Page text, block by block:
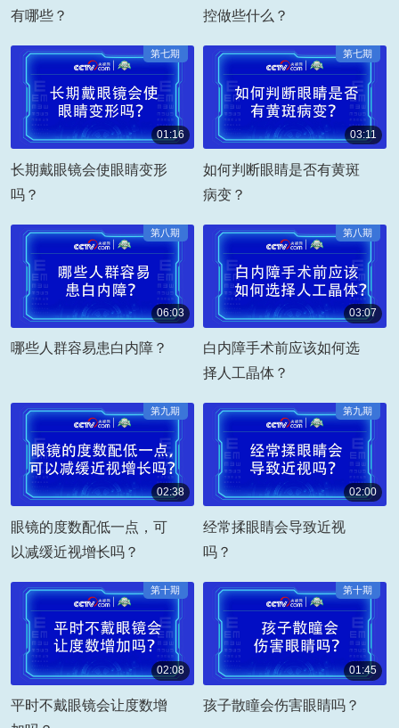
有哪些？
控做些什么？
第七期
01:16
长期戴眼镜会使眼睛变形
吗？
第七期
03:11
如何判断眼睛是否有黄斑
病变？
第八期
06:03
哪些人群容易患白内障？
第八期
03:07
白内障手术前应该如何选
择人工晶体？
第九期
02:38
眼镜的度数配低一点，可
以减缓近视增长吗？
第九期
02:00
经常揉眼睛会导致近视
吗？
第十期
02:08
平时不戴眼镜会让度数增
第十期
01:45
孩子散瞳会伤害眼睛吗？